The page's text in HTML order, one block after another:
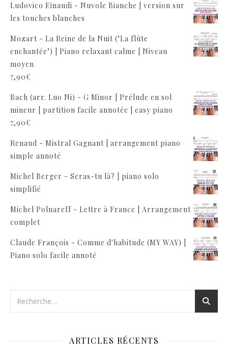
Ludovico Einaudi - Nuvole Bianche | version sur
les touches blanches
Mozart - La Reine de la Nuit ("La flûte
enchantée") | Piano relaxant calme | Niveau
moyen
7,90€
Bach (arr. Luo Ni) - G Minor | Prélude en sol
mineur | partition facile annotée | easy piano
7,90€
Renaud - Mistral Gagnant | arrangement piano
simple annoté
Michel Berger - Seras-tu là? | piano solo
simplifié
Michel Polnareff - Lettre à France | Arrangement
complet
Claude François - Comme d'habitude (MY WAY) |
Piano solo facile annoté
ARTICLES RÉCENTS